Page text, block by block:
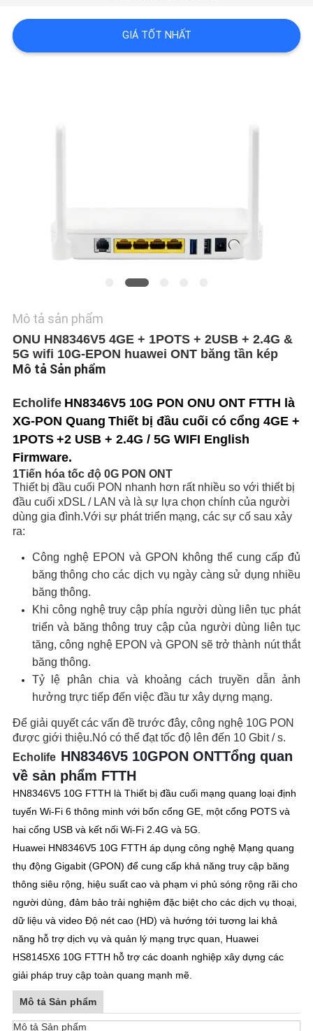
LIÊN
HỆ
WEB
PRIVACY
POLICY
GIÁ TỐT NHẤT
Mô tả sản phẩm
ONU HN8346V5 4GE + 1POTS + 2USB + 2.4G &
5G wifi 10G-EPON huawei ONT băng tần kép
Mô tả Sản phẩm
Echolife HN8346V5 10G PON ONU ONT FTTH là
XG-PON Quang Thiết bị đầu cuối có cổng 4GE +
1POTS +2 USB + 2.4G / 5G WIFI English
Firmware.
1Tiến hóa tốc độ 0G PON ONT
Thiết bị đầu cuối PON nhanh hơn rất nhiều so với thiết bị
đầu cuối xDSL / LAN và là sự lựa chọn chính của người
dùng gia đình.Với sự phát triển mạng, các sự cố sau xảy
ra:
Công nghệ EPON và GPON không thể cung cấp đủ
băng thông cho các dịch vụ ngày càng sử dụng nhiều
băng thông.
Khi công nghệ truy cập phía người dùng liên tục phát
triển và băng thông truy cập của người dùng liên tục
tăng, công nghệ EPON và GPON sẽ trở thành nút thắt
băng thông.
Tỷ lệ phân chia và khoảng cách truyền dẫn ảnh
hưởng trực tiếp đến việc đầu tư xây dựng mạng.
Để giải quyết các vấn đề trước đây, công nghệ 10G PON
được giới thiệu.Nó có thể đạt tốc độ lên đến 10 Gbit / s.
Echolife HN8346V5 10GPON ONTTổng quan
về sản phẩm FTTH
HN8346V5 10G FTTH là Thiết bị đầu cuối mạng quang loại định
tuyến Wi-Fi 6 thông minh với bốn cổng GE, một cổng POTS và
hai cổng USB và kết nối Wi-Fi 2.4G và 5G.
Huawei HN8346V5 10G FTTH áp dụng công nghệ Mạng quang
thụ động Gigabit (GPON) để cung cấp khả năng truy cập băng
thông siêu rộng, hiệu suất cao và phạm vi phủ sóng rộng rãi cho
người dùng, đảm bảo trải nghiệm đặc biệt cho các dịch vụ thoại,
dữ liệu và video Độ nét cao (HD) và hướng tới tương lai khả
năng hỗ trợ dịch vụ và quản lý mạng trực quan, Huawei
HS8145X6 10G FTTH hỗ trợ các doanh nghiệp xây dựng các
giải pháp truy cập toàn quang mạnh mẽ.
Mô tả Sản phẩm
Mô tả Sản phẩm